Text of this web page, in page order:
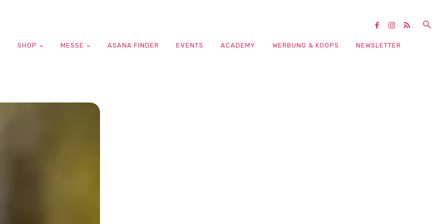
SHOP MESSE ASANA FINDER EVENTS ACADEMY WERBUNG & KOOPS NEWSLETTER